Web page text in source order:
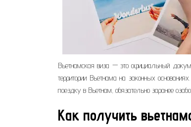
Вьетнамская виза — это официальный
территории Вьетнама на законных
поездку в Вьетнам, обязательно заранее
Как получить